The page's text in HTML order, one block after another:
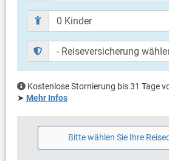
Kostenlose Stornierung bis 31 Tage
➤ Mehr Infos
Bitte wählen Sie Ihre